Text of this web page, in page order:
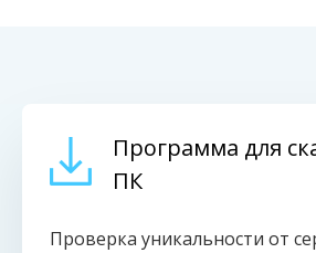
Программа для
ПК
Проверка уникальности от